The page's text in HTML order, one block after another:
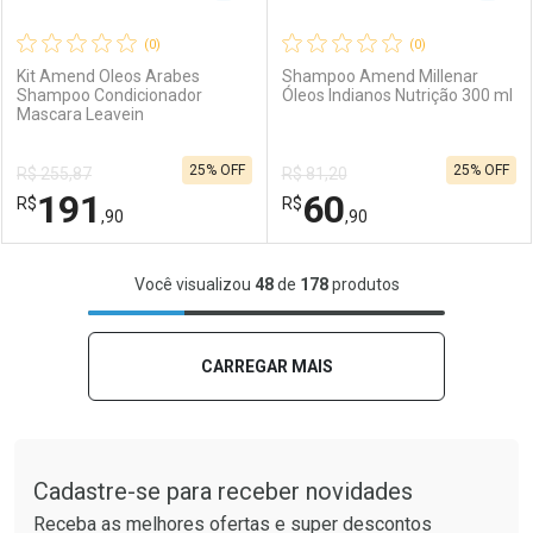
Comprar sem Desconto
Por R$ 57,90/cada
Comprar sem Desconto
Por R$ 57,90/cada
Comprar sem Desconto
Por R$ 111,90/cada
Comprar sem Desconto
Por R$ 111,90/cada
(0)
Kit Amend Oleos Arabes
Shampoo Condicionador
Mascara Leavein
R$ 255,87
R$191 ,90
25% OFF
FECHAR
Laboratório
FECHAR
Por Menos
(0)
Shampoo Amend Millenar
Óleos Indianos Nutrição 300 ml
R$ 81,20
R$60,90
25% OFF
Laboratório
Por Menos
Você visualizou 48de 178produtos
CARREGAR MAIS
Cadastre-se para receber novidades
Receba as melhores ofertas e super descontos